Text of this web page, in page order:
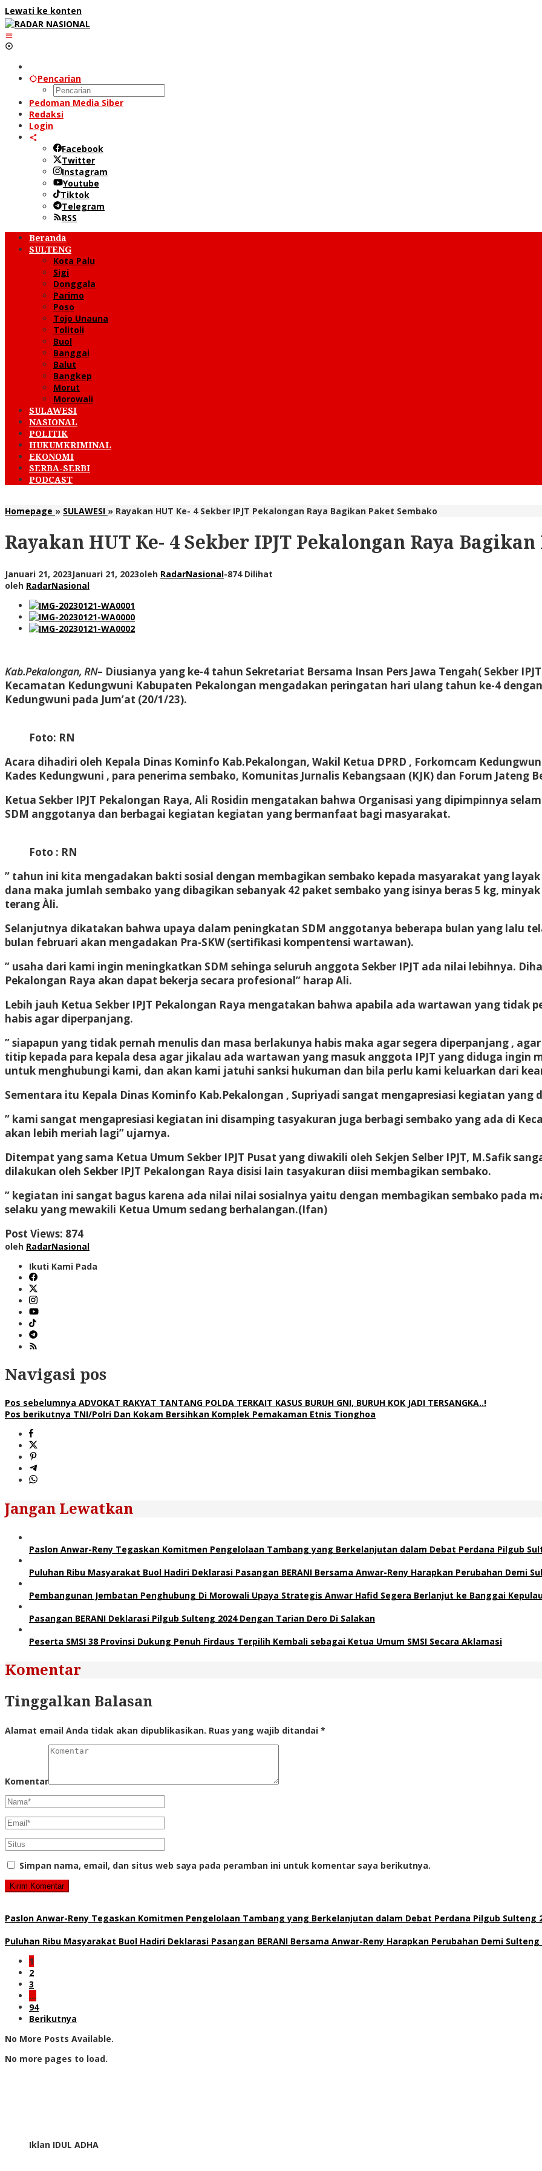
Lewati ke konten
Pencarian
Pedoman Media Siber
Redaksi
Login
Facebook
Twitter
Instagram
Youtube
Tiktok
Telegram
RSS
Beranda
SULTENG
Kota Palu
Sigi
Donggala
Parimo
Poso
Tojo Unauna
Tolitoli
Buol
Banggai
Balut
Bangkep
Morut
Morowali
SULAWESI
NASIONAL
POLITIK
HUKUMKRIMINAL
EKONOMI
SERBA-SERBI
PODCAST
Homepage » SULAWESI » Rayakan HUT Ke- 4 Sekber IPJT Pekalongan Raya Bagikan Paket Sembako
Rayakan HUT Ke- 4 Sekber IPJT Pekalongan Raya
Januari 21, 2023Januari 21, 2023oleh RadarNasional-874 Dilihat
oleh RadarNasional
Kab.Pekalongan, RN– Diusianya yang ke-4 tahun Sekretariat Bersama Insan Pers Jawa Tengah( Sekber
Kecamatan Kedungwuni Kabupaten Pekalongan mengadakan peringatan hari ulang tahun ke-4
Kedungwuni pada Jum’at (20/1/23).
Foto: RN
Acara dihadiri oleh Kepala Dinas Kominfo Kab.Pekalongan, Wakil Ketua DPRD , Forkomcam
Kades Kedungwuni , para penerima sembako, Komunitas Jurnalis Kebangsaan (KJK) dan Forum Jateng
Ketua Sekber IPJT Pekalongan Raya, Ali Rosidin mengatakan bahwa Organisasi yang dipimpinnya
SDM anggotanya dan berbagai kegiatan kegiatan yang bermanfaat bagi masyarakat.
Foto : RN
” tahun ini kita mengadakan bakti sosial dengan membagikan sembako kepada masyarakat yang
dana maka jumlah sembako yang dibagikan sebanyak 42 paket sembako yang isinya beras 5 kg,
terang Àli.
Selanjutnya dikatakan bahwa upaya dalam peningkatan SDM anggotanya beberapa bulan yang lalu
bulan februari akan mengadakan Pra-SKW (sertifikasi kompentensi wartawan).
” usaha dari kami ingin meningkatkan SDM sehinga seluruh anggota Sekber IPJT ada nilai lebihnya.
Pekalongan Raya akan dapat bekerja secara profesional” harap Ali.
Lebih jauh Ketua Sekber IPJT Pekalongan Raya mengatakan bahwa apabila ada wartawan yang tidak
habis agar diperpanjang.
” siapapun yang tidak pernah menulis dan masa berlakunya habis maka agar segera diperpanjang ,
titip kepada para kepala desa agar jikalau ada wartawan yang masuk anggota IPJT yang diduga ingin
untuk menghubungi kami, dan akan kami jatuhi sanksi hukuman dan bila perlu kami keluarkan dari
Sementara itu Kepala Dinas Kominfo Kab.Pekalongan , Supriyadi sangat mengapresiasi kegiatan yang
” kami sangat mengapresiasi kegiatan ini disamping tasyakuran juga berbagi sembako yang ada di
akan lebih meriah lagi” ujarnya.
Ditempat yang sama Ketua Umum Sekber IPJT Pusat yang diwakili oleh Sekjen Selber IPJT, M.Safik
dilakukan oleh Sekber IPJT Pekalongan Raya disisi lain tasyakuran diisi membagikan sembako.
” kegiatan ini sangat bagus karena ada nilai nilai sosialnya yaitu dengan membagikan sembako pada
selaku yang mewakili Ketua Umum sedang berhalangan.(Ifan)
Post Views: 874
oleh RadarNasional
Ikuti Kami Pada
Navigasi pos
Pos sebelumnya ADVOKAT RAKYAT TANTANG POLDA TERKAIT KASUS BURUH GNI, BURUH KOK JADI TERSANGKA..!
Pos berikutnya TNI/Polri Dan Kokam Bersihkan Komplek Pemakaman Etnis Tionghoa
Jangan Lewatkan
Paslon Anwar-Reny Tegaskan Komitmen Pengelolaan Tambang yang Berkelanjutan dalam Debat Perdana Pilgub
Puluhan Ribu Masyarakat Buol Hadiri Deklarasi Pasangan BERANI Bersama Anwar-Reny Harapkan Perubahan Demi
Pembangunan Jembatan Penghubung Di Morowali Upaya Strategis Anwar Hafid Segera Berlanjut ke Banggai
Pasangan BERANI Deklarasi Pilgub Sulteng 2024 Dengan Tarian Dero Di Salakan
Peserta SMSI 38 Provinsi Dukung Penuh Firdaus Terpilih Kembali sebagai Ketua Umum SMSI Secara Aklamasi
Komentar
Tinggalkan Balasan
Alamat email Anda tidak akan dipublikasikan. Ruas yang wajib ditandai *
Komentar
Simpan nama, email, dan situs web saya pada peramban ini untuk komentar saya berikutnya.
Paslon Anwar-Reny Tegaskan Komitmen Pengelolaan Tambang yang Berkelanjutan dalam Debat Perdana Pilgub Sulteng
Puluhan Ribu Masyarakat Buol Hadiri Deklarasi Pasangan BERANI Bersama Anwar-Reny Harapkan Perubahan Demi Sulteng
1
2
3
…
94
Berikutnya
No More Posts Available.
No more pages to load.
Iklan IDUL ADHA